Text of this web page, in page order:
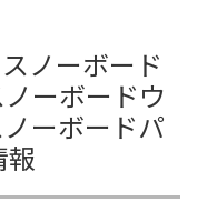
ノーボード
ノーボードウ
ーボードパ
報